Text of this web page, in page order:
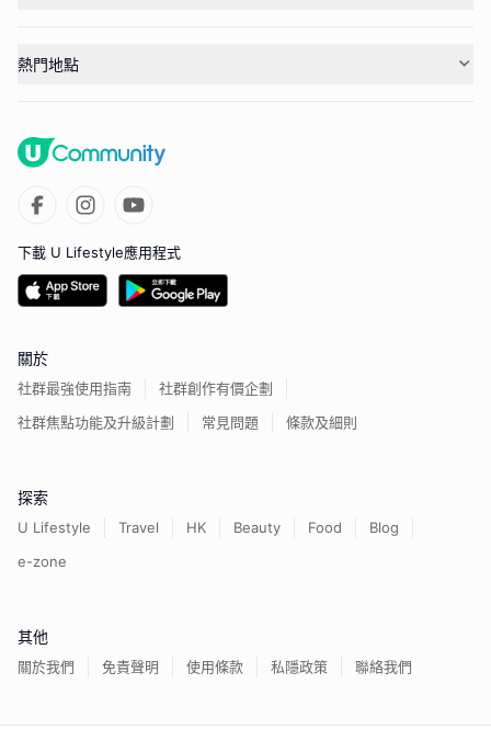
熱門地點
下載 U Lifestyle應用程式
關於
社群最強使用指南
社群創作有價企劃
社群焦點功能及升級計劃
常見問題 條款及細則
探索
U Lifestyle Travel HK Beauty Food
Blog
e-zone
其他
關於我們 免責聲明 使用條款 私隱政策 聯絡我們